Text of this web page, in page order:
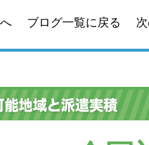
ブログ一覧に戻る